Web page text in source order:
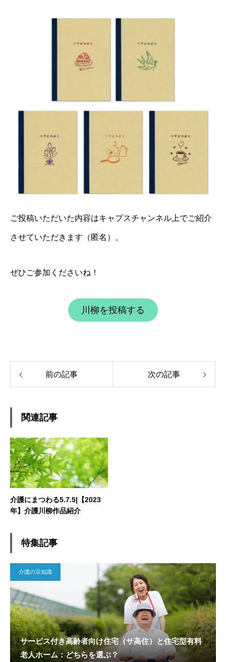
ご投稿いただいた内容はキャプスチャンネル上でご紹介
させていただきます（匿名）。
ぜひご参加くださいね！
川柳を投稿する
前の記事 次の記事
関連記事
介護にまつわる5.7.5|【2023
年】介護川柳作品紹介
特集記事
介護の豆知識
サービス付き高齢者向け住宅（サ高住）と住宅型有料
老人ホーム：どちらを選ぶ？